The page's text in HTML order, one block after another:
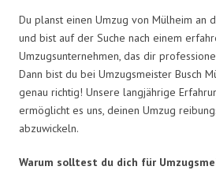
Du planst einen Umzug von Mülheim an
und bist auf der Suche nach einem
Umzugsunternehmen, das dir
Dann bist du bei Umzugsmeister Busch
genau richtig! Unsere langjährige
ermöglicht es uns, deinen Umzug
abzuwickeln.
Warum solltest du dich für